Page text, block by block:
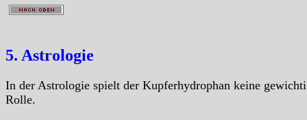
5. Astrologie
In der Astrologie spielt der Kupferhydrophan keine
Rolle.